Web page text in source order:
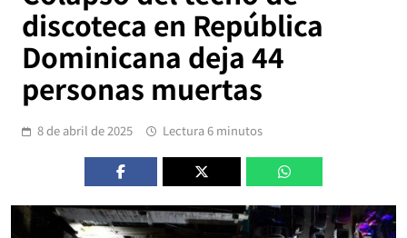
discoteca en República
Dominicana deja 44
personas muertas
8 de abril de 2025 Lectura 6 minutos